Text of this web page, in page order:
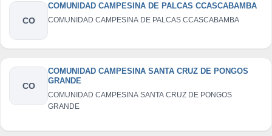
CO
COMUNIDAD CAMPESINA DE PALCAS CCASCABAMBA
COMUNIDAD CAMPESINA DE PALCAS CCASCABAMBA
CO
COMUNIDAD CAMPESINA SANTA CRUZ DE PONGOS
GRANDE
COMUNIDAD CAMPESINA SANTA CRUZ DE PONGOS
GRANDE